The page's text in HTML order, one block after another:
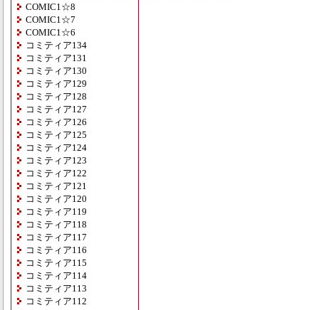
COMIC1☆8
COMIC1☆7
COMIC1☆6
コミティア134
コミティア131
コミティア130
コミティア129
コミティア128
コミティア127
コミティア126
コミティア125
コミティア124
コミティア123
コミティア122
コミティア121
コミティア120
コミティア119
コミティア118
コミティア117
コミティア116
コミティア115
コミティア114
コミティア113
コミティア112